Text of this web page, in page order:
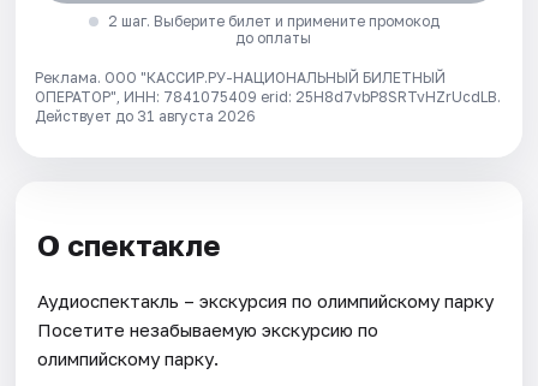
2 шаг. Выберите билет и примените промокод
до оплаты
Реклама. ООО "КАССИР.РУ-НАЦИОНАЛЬНЫЙ БИЛЕТНЫЙ
ОПЕРАТОР", ИНН: 7841075409 erid: 25H8d7vbP8SRTvHZrUcdLB.
Действует до 31 августа 2026
О спектакле
Аудиоспектакль – экскурсия по олимпийскому парку
Посетите незабываемую экскурсию по
олимпийскому парку.